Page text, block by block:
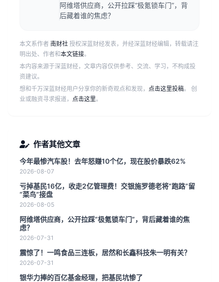
阿维塔供应商，公开拉踩“极氪锁车门”，背
后藏着谁的焦虑？
本文系作者 南财社 授权深蓝财经发表，并经深蓝财经编辑，转载请注
明出处、作者和本文链接。
本内容来源于深蓝财经，文章内容仅供参考、交流、学习，不构成投
资建议。
想和千万深蓝财经用户分享你的新奇观点和发现， 点击这里投稿。 创
业或融资寻求报道， 点击这里。
作者其他文章
今年最惨汽车股！去年怒赚10个亿，现在股价暴跌62%
2026-08-07
亏掉基民16亿，收走2亿管理费！交银施罗德老将“跑路”留
“菜鸟”接盘
2026-08-05
阿维塔供应商，公开拉踩“极氪锁车门”，背后藏着谁的焦
虑？
2026-07-31
震惊了！一鸣食品三连板，居然和长鑫科技朱一明有关？
2026-07-31
银华力捧的百亿基金经理，把基民坑惨了